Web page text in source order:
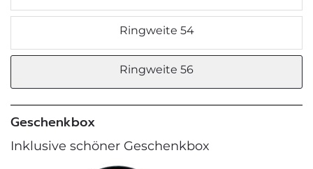
Ringweite 54
Ringweite 56
Geschenkbox
Inklusive schöner Geschenkbox